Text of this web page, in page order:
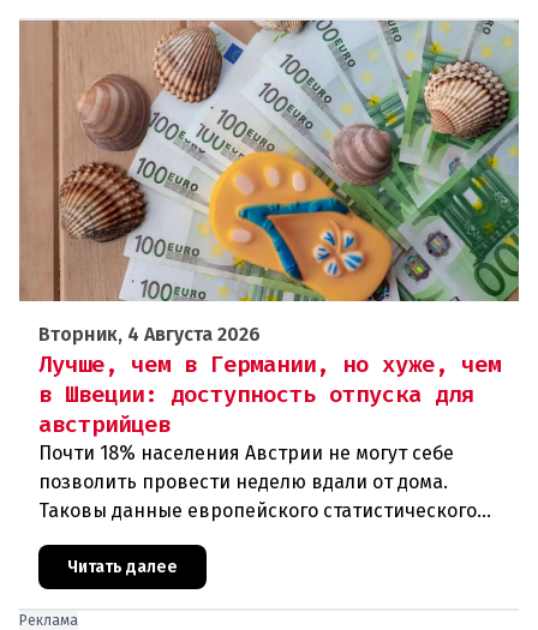
Вторник, 4 Августа 2026
Лучше, чем в Германии, но хуже, чем
в Швеции: доступность отпуска для
австрийцев
Почти 18% населения Австрии не могут себе
позволить провести неделю вдали от дома.
Таковы данные европейского статистического
стране выглядит лучше ср
Читать далее
Реклама